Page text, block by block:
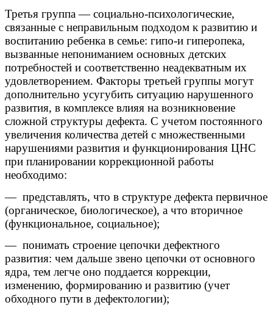
Третья группа — социально-психологические,
связанные с неправильным подходом к развитию и
воспитанию ребенка в семье: гипо-и гиперопека,
вызванные непониманием основных детских
потребностей и соответственно неадекватным их
удовлетворением. Факторы третьей группы могут
дополнительно усугубить ситуацию нарушенного
развития, в комплексе влияя на возникновение
сложной структуры дефекта. С учетом постоянного
увеличения количества детей с множественными
нарушениями развития и функционирования ЦНС
при планировании коррекционной работы
необходимо:
— представлять, что в структуре дефекта первичное
(органическое, биологическое), а что вторичное
(функциональное, социальное);
— понимать строение цепочки дефектного
развития: чем дальше звено цепочки от основного
ядра, тем легче оно поддается коррекции,
изменению, формированию и развитию (учет
обходного пути в дефектологии);